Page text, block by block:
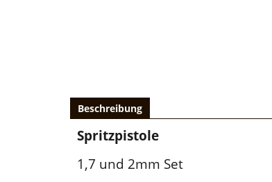
Beschreibung
Spritzpistole
1,7 und 2mm Set